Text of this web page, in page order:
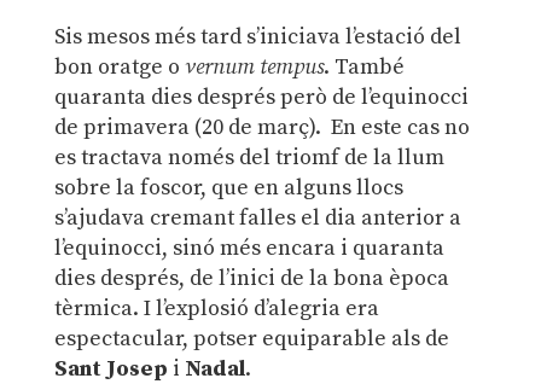
Sis mesos més tard s’iniciava l’estació del
bon oratge o vernum tempus. També
quaranta dies després però de l’equinocci
de primavera (20 de març). En este cas no
es tractava només del triomf de la llum
sobre la foscor, que en alguns llocs
s’ajudava cremant falles el dia anterior a
l’equinocci, sinó més encara i quaranta
dies després, de l’inici de la bona època
tèrmica. I l’explosió d’alegria era
espectacular, potser equiparable als de
Sant Josep i Nadal.